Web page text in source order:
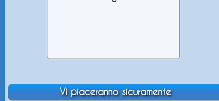
Vi piaceranno sicuramente